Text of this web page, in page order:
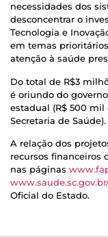
necessidades dos
desconcentrar o
Tecnologia e
em temas
atenção à saúde
Do total de R$3
é oriundo do
estadual (R$ 500 mil
Secretaria de Saúde).
A relação dos
recursos financeiros
nas páginas
Oficial do Estado.